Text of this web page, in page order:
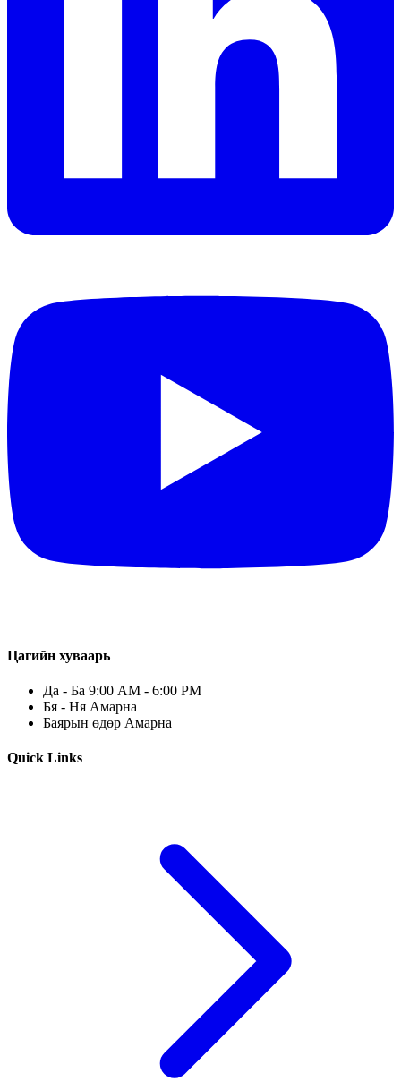
Цагийн хуваарь
Да - Ба 9:00 AM - 6:00 PM
Бя - Ня Амарна
Баярын өдөр Амарна
Quick Links